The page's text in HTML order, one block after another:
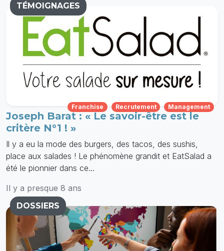
TÉMOIGNAGES
Franchise Recrutement Management
Joseph Barat : « Le savoir-être est le
critère N°1 ! »
Il y a eu la mode des burgers, des tacos, des sushis,
place aux salades ! Le phénomène grandit et EatSalad a
été le pionnier dans ce...
Il y a presque 8 ans
DOSSIERS